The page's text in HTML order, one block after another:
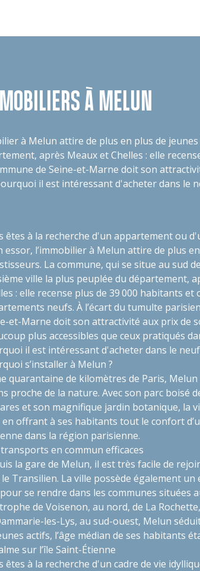
À MELUN
à Melun attire de plus en plus de
après Meaux et Chelles : elle
de Seine-et-Marne doit son
il est intéressant d'acheter dans le
êtes à la recherche d'un appartement ou
essor, l’immobilier à Melun attire de plus
La commune, qui se situe au sud
ville la plus peuplée du département,
: elle recense plus de 39 000 habitants
neufs. À l’écart du tumulte
et-Marne doit son attractivité aux prix de
plus accessibles que ceux pratiqués
il est intéressant d'acheter dans le
s’installer à Melun ?
quarantaine de kilomètres de Paris, Melun
proche de la nature. Avec son parc boisé
et son magnifique jardin botanique, la
offrant à ses habitants tout le confort
dans la région parisienne.
en commun efficaces
la gare de Melun, il est très facile de
Transilien. La ville possède également un
se rendre dans les communes situées
de Voisenon, au nord, de La
les-Lys, au sud-ouest, Melun
actifs, l’âge médian de ses habitants
sur l’île Saint-Étienne
êtes à la recherche d'un cadre de vie